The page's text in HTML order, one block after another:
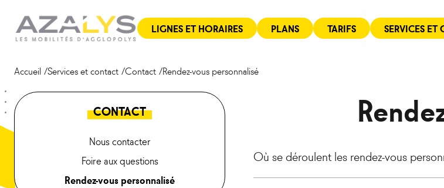
contenu
LIGNES ET HORAIRES PLANS TARIFS SERVICES ET
Accueil Services et contact Contact Rendez-vous personnalisé
Où se déroulent les rendez-vous
CONTACT
Nous contacter
Foire aux questions
Rendez-vous personnalisé